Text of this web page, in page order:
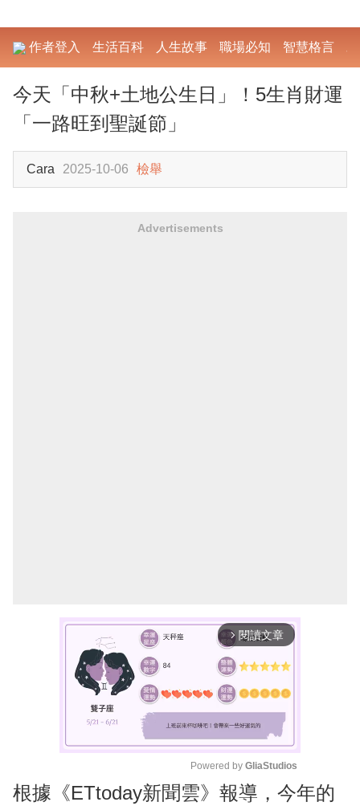
作者登入 生活百科 人生故事 職場必知 智慧格言
今天「中秋+土地公生日」！5生肖財運
「一路旺到聖誕節」
Cara 2025-10-06 檢舉
Advertisements
arrow_forward_ios 閱讀文章
M
Powered by GliaStudios
根據《ETtoday新聞雲》報導，今年的